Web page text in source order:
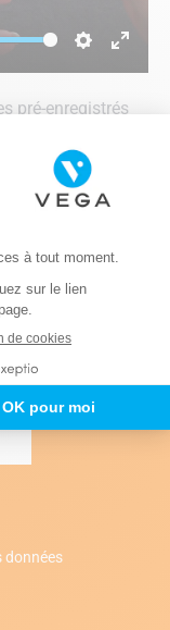
pré-enregistrés
clic sur le
données